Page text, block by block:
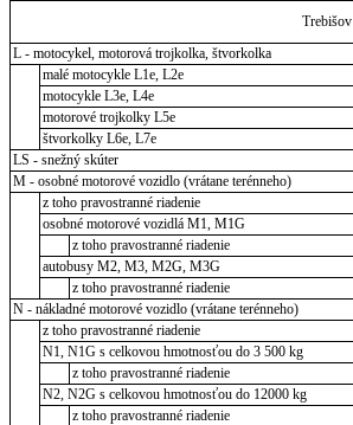
Trebišov
L - motocykel, motorová trojkolka, štvorkolka
malé motocykle L1e, L2e
motocykle L3e, L4e
motorové trojkolky L5e
štvorkolky L6e, L7e
LS - snežný skúter
M - osobné motorové vozidlo (vrátane terénneho)
z toho pravostranné riadenie
osobné motorové vozidlá M1, M1G
z toho pravostranné riadenie
autobusy M2, M3, M2G, M3G
z toho pravostranné riadenie
N - nákladné motorové vozidlo (vrátane terénneho)
z toho pravostranné riadenie
N1, N1G s celkovou hmotnosťou do 3 500 kg
z toho pravostranné riadenie
N2, N2G s celkovou hmotnosťou do 12000 kg
z toho pravostranné riadenie